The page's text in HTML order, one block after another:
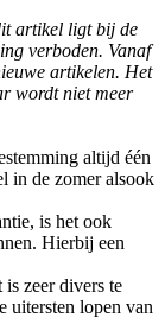
artikel ligt bij de
verboden. Vanaf
artikelen. Het
wordt niet meer
altijd één
in de zomer alsook
is het ook
Hierbij een
zeer divers te
uitersten lopen van